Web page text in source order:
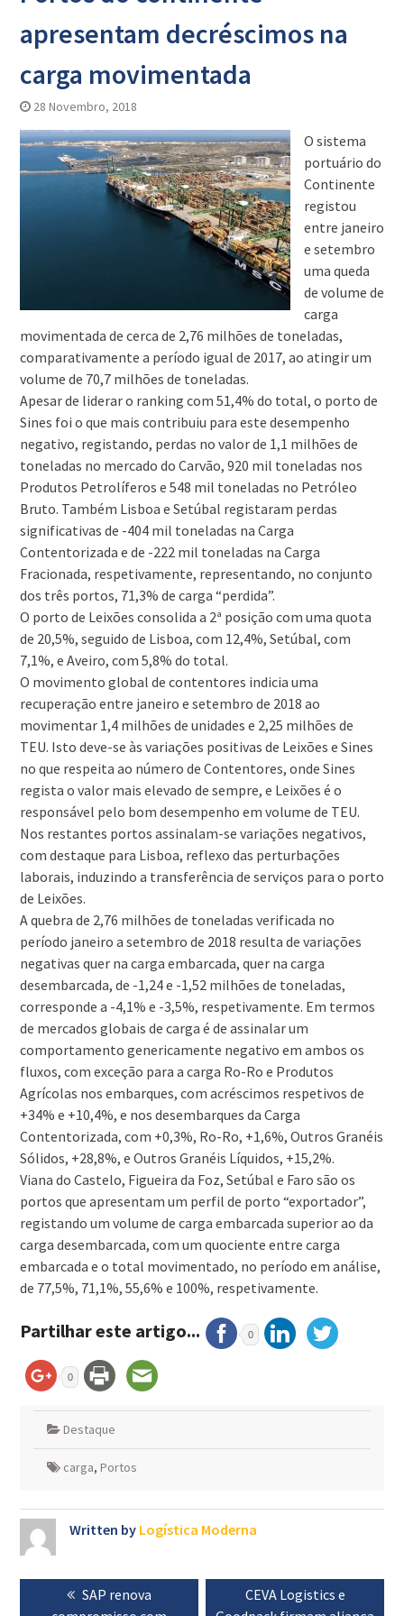
apresentam decréscimos na
carga movimentada
28 Novembro, 2018
O sistema
portuário do
Continente
registou
entre janeiro
e setembro
uma queda
de volume de
carga
movimentada de cerca de 2,76 milhões de toneladas,
comparativamente a período igual de 2017, ao atingir um
volume de 70,7 milhões de toneladas.
Apesar de liderar o ranking com 51,4% do total, o porto de
Sines foi o que mais contribuiu para este desempenho
negativo, registando, perdas no valor de 1,1 milhões de
toneladas no mercado do Carvão, 920 mil toneladas nos
Produtos Petrolíferos e 548 mil toneladas no Petróleo
Bruto. Também Lisboa e Setúbal registaram perdas
significativas de -404 mil toneladas na Carga
Contentorizada e de -222 mil toneladas na Carga
Fracionada, respetivamente, representando, no conjunto
dos três portos, 71,3% de carga “perdida”.
O porto de Leixões consolida a 2ª posição com uma quota
de 20,5%, seguido de Lisboa, com 12,4%, Setúbal, com
7,1%, e Aveiro, com 5,8% do total.
O movimento global de contentores indicia uma
recuperação entre janeiro e setembro de 2018 ao
movimentar 1,4 milhões de unidades e 2,25 milhões de
TEU. Isto deve-se às variações positivas de Leixões e Sines
no que respeita ao número de Contentores, onde Sines
regista o valor mais elevado de sempre, e Leixões é o
responsável pelo bom desempenho em volume de TEU.
Nos restantes portos assinalam-se variações negativos,
com destaque para Lisboa, reflexo das perturbações
laborais, induzindo a transferência de serviços para o porto
de Leixões.
A quebra de 2,76 milhões de toneladas verificada no
período janeiro a setembro de 2018 resulta de variações
negativas quer na carga embarcada, quer na carga
desembarcada, de -1,24 e -1,52 milhões de toneladas,
corresponde a -4,1% e -3,5%, respetivamente. Em termos
de mercados globais de carga é de assinalar um
comportamento genericamente negativo em ambos os
fluxos, com exceção para a carga Ro-Ro e Produtos
Agrícolas nos embarques, com acréscimos respetivos de
+34% e +10,4%, e nos desembarques da Carga
Contentorizada, com +0,3%, Ro-Ro, +1,6%, Outros Granéis
Sólidos, +28,8%, e Outros Granéis Líquidos, +15,2%.
Viana do Castelo, Figueira da Foz, Setúbal e Faro são os
portos que apresentam um perfil de porto “exportador”,
registando um volume de carga embarcada superior ao da
carga desembarcada, com um quociente entre carga
embarcada e o total movimentado, no período em análise,
de 77,5%, 71,1%, 55,6% e 100%, respetivamente.
Partilhar este artigo... 0
0
Destaque
carga, Portos
Written by Logística Moderna
Navegação
Previous
SAP renova
Next
CEVA Logistics e